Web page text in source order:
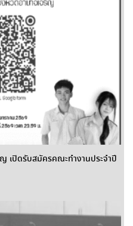
ญ เปิดรับสมัครคณะทำงานประจำปี